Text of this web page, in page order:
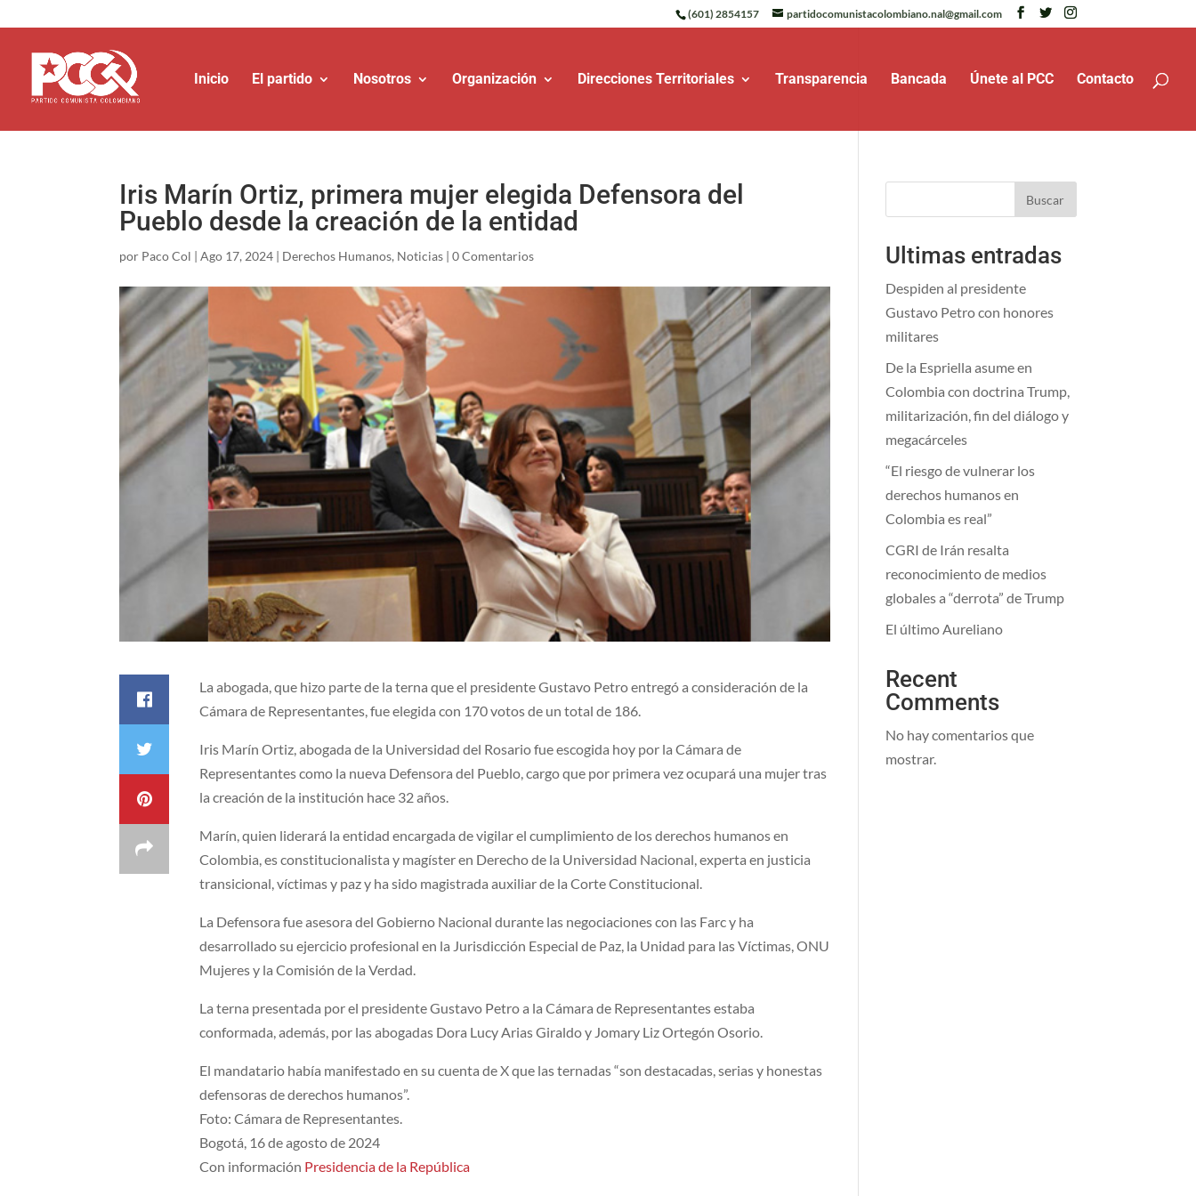
(601) 2854157 partidocomunistacolombiano.nal@gmail.com
Inicio El partido Nosotros Organización Direcciones Territoriales Transparencia Bancada Únete al PCC Contacto
Iris Marín Ortiz, primera mujer elegida Defensora del
Pueblo desde la creación de la entidad
por Paco Col |Ago 17, 2024 | Derechos Humanos, Noticias |0 Comentarios
La abogada, que hizo parte de la terna que el presidente Gustavo Petro entregó a consideración de la
Cámara de Representantes, fue elegida con 170 votos de un total de 186.
Iris Marín Ortiz, abogada de la Universidad del Rosario fue escogida hoy por la Cámara de
Representantes como la nueva Defensora del Pueblo, cargo que por primera vez ocupará una mujer tras
la creación de la institución hace 32 años.
Marín, quien liderará la entidad encargada de vigilar el cumplimiento de los derechos humanos en
Colombia, es constitucionalista y magíster en Derecho de la Universidad Nacional, experta en justicia
transicional, víctimas y paz y ha sido magistrada auxiliar de la Corte Constitucional.
La Defensora fue asesora del Gobierno Nacional durante las negociaciones con las Farc y ha
desarrollado su ejercicio profesional en la Jurisdicción Especial de Paz, la Unidad para las Víctimas, ONU
Mujeres y la Comisión de la Verdad.
La terna presentada por el presidente Gustavo Petro a la Cámara de Representantes estaba
conformada, además, por las abogadas Dora Lucy Arias Giraldo y Jomary Liz Ortegón Osorio.
El mandatario había manifestado en su cuenta de X que las ternadas “son destacadas, serias y honestas
defensoras de derechos humanos”.
Foto: Cámara de Representantes.
Bogotá, 16 de agosto de 2024
Con información Presidencia de la República
Buscar
Ultimas entradas
Despiden al presidente
Gustavo Petro con honores
militares
De la Espriella asume en
Colombia con doctrina Trump,
militarización, fin del diálogo y
megacárceles
“El riesgo de vulnerar los
derechos humanos en
Colombia es real”
CGRI de Irán resalta
reconocimiento de medios
globales a “derrota” de Trump
El último Aureliano
Recent
Comments
No hay comentarios que
mostrar.